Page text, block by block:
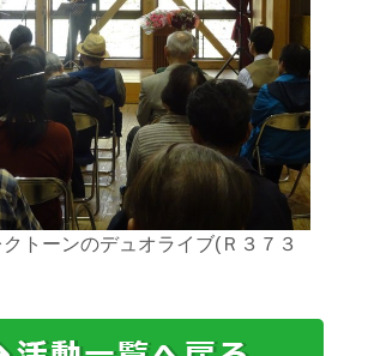
トーンのデュオライブ(Ｒ３７３